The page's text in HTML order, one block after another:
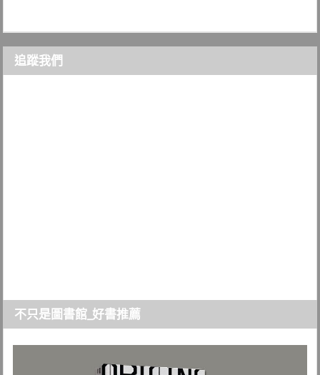
追蹤我們
不只是圖書館_好書推薦